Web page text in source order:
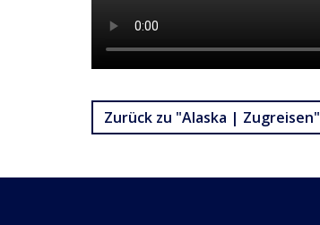
Zurück zu "Alaska | Zugreisen"